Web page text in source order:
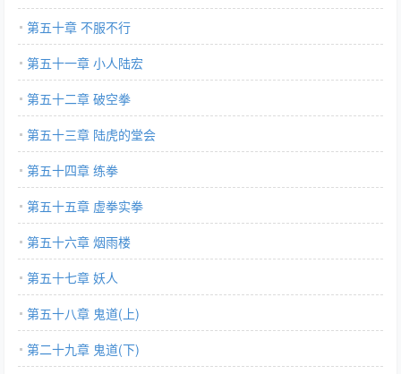
第五十章 不服不行
第五十一章 小人陆宏
第五十二章 破空拳
第五十三章 陆虎的堂会
第五十四章 练拳
第五十五章 虚拳实拳
第五十六章 烟雨楼
第五十七章 妖人
第五十八章 鬼道(上)
第二十九章 鬼道(下)